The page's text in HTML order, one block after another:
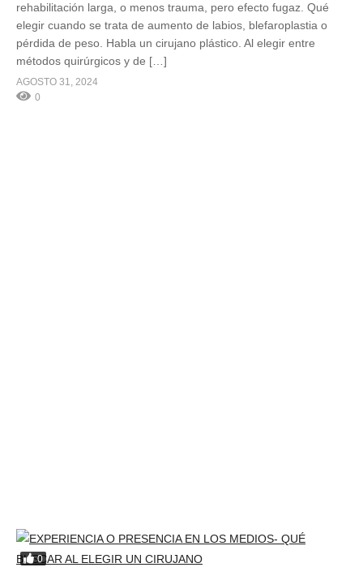
rehabilitación larga, o menos trauma, pero efecto fugaz. Qué
elegir cuando se trata de aumento de labios, blefaroplastia o
pérdida de peso. Habla un cirujano plástico. Al elegir entre
métodos quirúrgicos y de […]
AGOSTO 31, 2024
0
0